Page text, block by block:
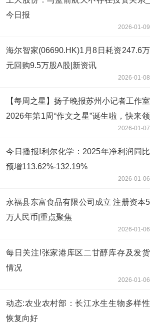
今日报
2026-01-09
海尔智家(06690.HK)1月8日耗资247.6万
元回购9.5万股A股|新资讯
2026-01-08
【每周之星】扬子晚报苏州小记者工作室
2026年第1周“作文之星”诞生啦，快来领
2026-01-07
今日播报!利尔化学：2025年净利润同比
预增113.62%-132.19%
2026-01-06
永福县东富食品有限公司成立 注册资本5
万人民币|重点聚焦
2026-01-06
每日关注!张家港库区二甘醇库存及发货
情况
2026-01-06
动态:农业农村部：长江水生生物多样性
恢复向好